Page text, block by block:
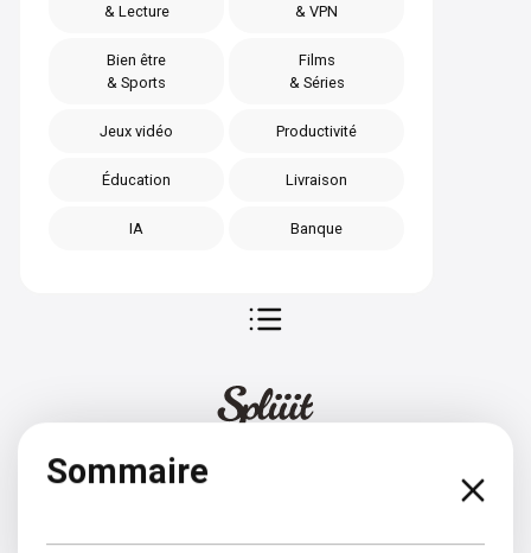
& Lecture
& VPN
Bien être
& Sports
Films
& Séries
Jeux vidéo Productivité
Éducation Livraison
IA Banque
Sommaire